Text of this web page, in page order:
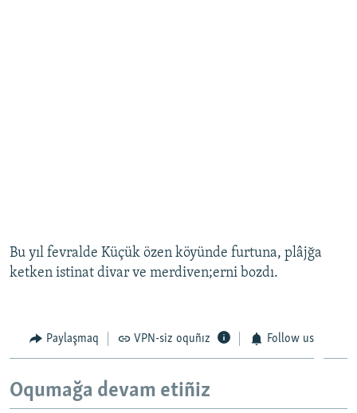
Bu yıl fevralde Küçük özen köyünde furtuna, plâjğa
ketken istinat divar ve merdiven;erni bozdı.
Paylaşmaq VPN-siz oquñız Follow us
Oqumağa devam etiñiz